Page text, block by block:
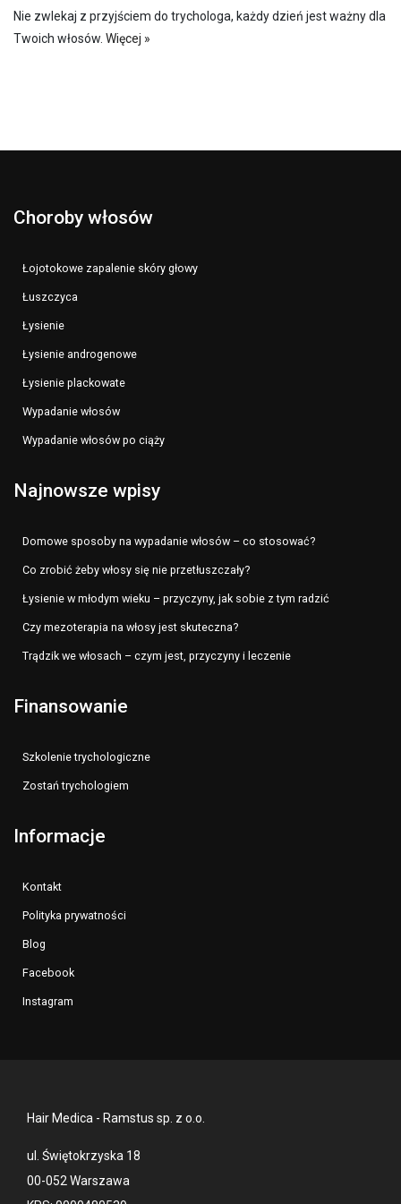
Nie zwlekaj z przyjściem do trychologa, każdy dzień jest ważny dla
Twoich włosów. Więcej »
Choroby włosów
Łojotokowe zapalenie skóry głowy
Łuszczyca
Łysienie
Łysienie androgenowe
Łysienie plackowate
Wypadanie włosów
Wypadanie włosów po ciąży
Najnowsze wpisy
Domowe sposoby na wypadanie włosów – co stosować?
Co zrobić żeby włosy się nie przetłuszczały?
Łysienie w młodym wieku – przyczyny, jak sobie z tym radzić
Czy mezoterapia na włosy jest skuteczna?
Trądzik we włosach – czym jest, przyczyny i leczenie
Finansowanie
Szkolenie trychologiczne
Zostań trychologiem
Informacje
Kontakt
Polityka prywatności
Blog
Facebook
Instagram
Hair Medica - Ramstus sp. z o.o.
ul. Świętokrzyska 18
00-052 Warszawa